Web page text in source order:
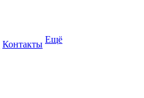
Контакты Ещё